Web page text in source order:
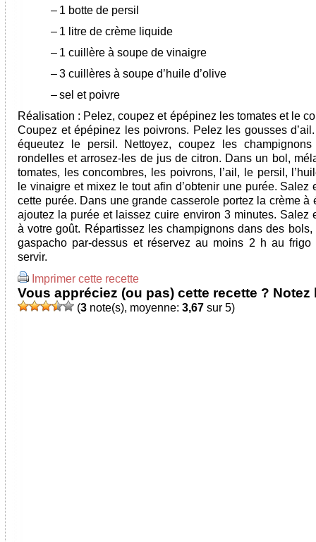
– 1 botte de persil
– 1 litre de crème liquide
– 1 cuillère à soupe de vinaigre
–3 cuillères à soupe d’huile d’olive
–sel et poivre
Réalisation : Pelez, coupez et épépinez les tomates et le
Coupez et épépinez les poivrons. Pelez les gousses
équeutez le persil. Nettoyez, coupez les
rondelles et arrosez-les de jus de citron. Dans un bol,
tomates, les concombres, les poivrons, l’ail, le persil,
le vinaigre et mixez le tout afin d’obtenir une purée. Salez
cette purée. Dans une grande casserole portez la crème à
ajoutez la purée et laissez cuire environ 3 minutes. Salez
à votre goût. Répartissez les champignons dans des bols,
gaspacho par-dessus et réservez au moins 2 h au frigo
servir.
Imprimer cette recette
Vous appréciez (ou pas) cette recette ? Notez
(3 note(s), moyenne: 3,67 sur 5)